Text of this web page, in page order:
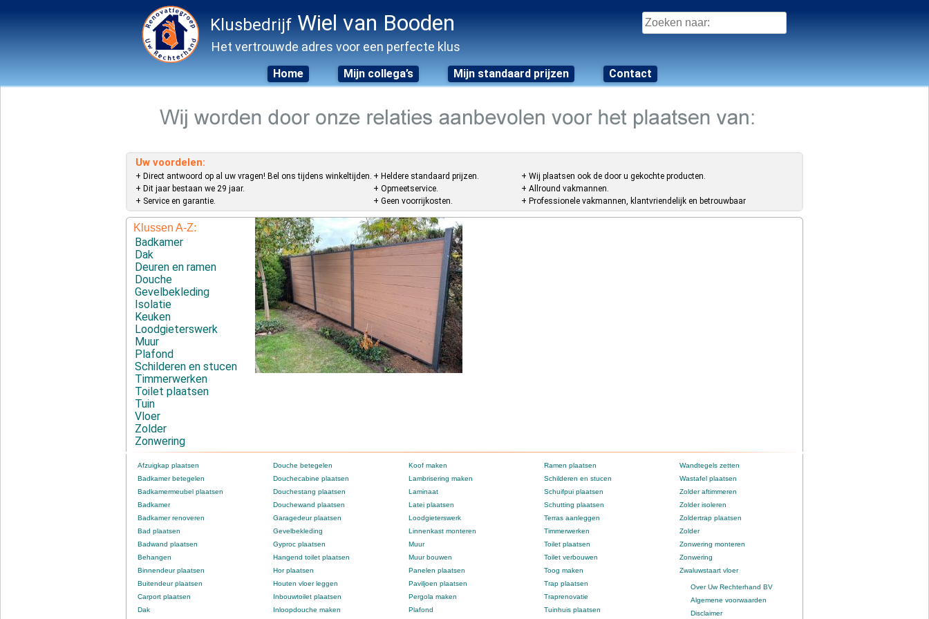
Klusbedrijf Wiel van Booden
Het vertrouwde adres voor een perfecte klus
Zoeken
naar:
Home Mijn collega’s Mijn standaard prijzen Contact
Uw voordelen:
+ Direct antwoord op al uw vragen! Bel ons tijdens winkeltijden.
+ Dit jaar bestaan we 29 jaar.
+ Service en garantie.
+ Heldere standaard prijzen.
+ Opmeetservice.
+ Geen voorrijkosten.
+ Wij plaatsen ook de door u gekochte producten.
+ Allround vakmannen.
+ Professionele vakmannen, klantvriendelijk en betrouwbaar
Klussen A-Z:
Badkamer
Dak
Deuren en ramen
Douche
Gevelbekleding
Isolatie
Keuken
Loodgieterswerk
Muur
Plafond
Schilderen en stucen
Timmerwerken
Toilet plaatsen
Tuin
Vloer
Zolder
Zonwering
Afzuigkap plaatsen
Badkamer betegelen
Badkamermeubel plaatsen
Badkamer
Badkamer renoveren
Bad plaatsen
Badwand plaatsen
Behangen
Binnendeur plaatsen
Buitendeur plaatsen
Carport plaatsen
Dak
Douche betegelen
Douchecabine plaatsen
Douchestang plaatsen
Douchewand plaatsen
Garagedeur plaatsen
Gevelbekleding
Gyproc plaatsen
Hangend toilet plaatsen
Hor plaatsen
Houten vloer leggen
Inbouwtoilet plaatsen
Inloopdouche maken
Koof maken
Lambrisering maken
Laminaat
Latei plaatsen
Loodgieterswerk
Linnenkast monteren
Muur
Muur bouwen
Panelen plaatsen
Paviljoen plaatsen
Pergola maken
Plafond
Ramen plaatsen
Schilderen en stucen
Schuifpui plaatsen
Schutting plaatsen
Terras aanleggen
Timmerwerken
Toilet plaatsen
Toilet verbouwen
Toog maken
Trap plaatsen
Traprenovatie
Tuinhuis plaatsen
Wandtegels zetten
Wastafel plaatsen
Zolder aftimmeren
Zolder isoleren
Zoldertrap plaatsen
Zolder
Zonwering monteren
Zonwering
Zwaluwstaart vloer
Over Uw Rechterhand BV
Algemene voorwaarden
Disclaimer